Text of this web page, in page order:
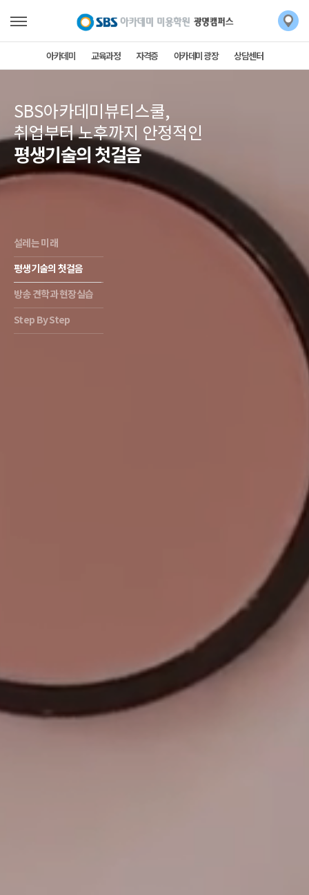
아카데미 교육과정 자격증 아카데미 광장 상담센터
SBS아카데미뷰티스쿨,
취업부터 노후까지 안정적인
평생기술의 첫걸음
설레는 미래
평생기술의 첫걸음
방송 견학과 현장실습
Step By Step